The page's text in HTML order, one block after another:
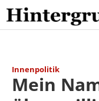
Skip
to
content
Innenpolitik
Mein